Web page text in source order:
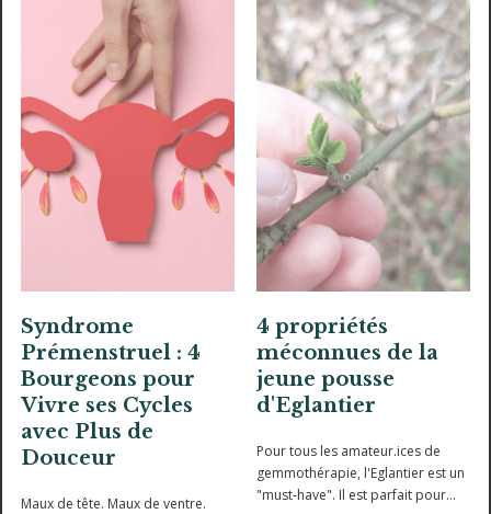
Syndrome
Prémenstruel : 4
Bourgeons pour
Vivre ses Cycles
avec Plus de
Douceur
Maux de tête. Maux de ventre.
4 propriétés
méconnues de la
jeune pousse
d'Eglantier
Pour tous les amateur.ices de
gemmothérapie, l'Eglantier est un
"must-have". Il est parfait pour